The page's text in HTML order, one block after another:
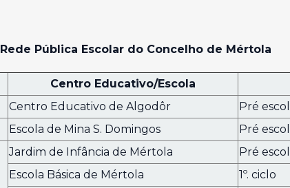
Rede Pública Escolar do Concelho de Mértola
Centro Educativo/Escola
Centro Educativo de Algodôr
Pré
Escola de Mina S. Domingos Pré
Jardim de Infância de Mértola
Pré
Escola Básica de Mértola
1º. ciclo